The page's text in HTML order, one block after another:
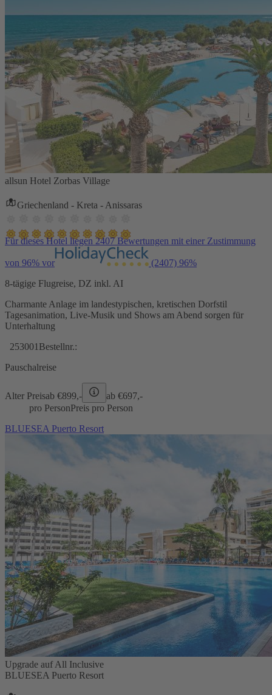
allsun Hotel Zorbas Village
Griechenland - Kreta - Anissaras
Für dieses Hotel liegen 2407 Bewertungen mit einer Zustimmung
von 96% vor (2407) 96%
8-tägige Flugreise, DZ inkl. AI
Charmante Anlage im landestypischen, kretischen Dorfstil
Tagesanimation, Live-Musik und Shows am Abend sorgen für
Unterhaltung
253001 Bestellnr.:
Pauschalreise
Alter Preisab €899,- ab €697,-
pro PersonPreis pro Person
BLUESEA Puerto Resort
Upgrade auf All Inclusive
BLUESEA Puerto Resort